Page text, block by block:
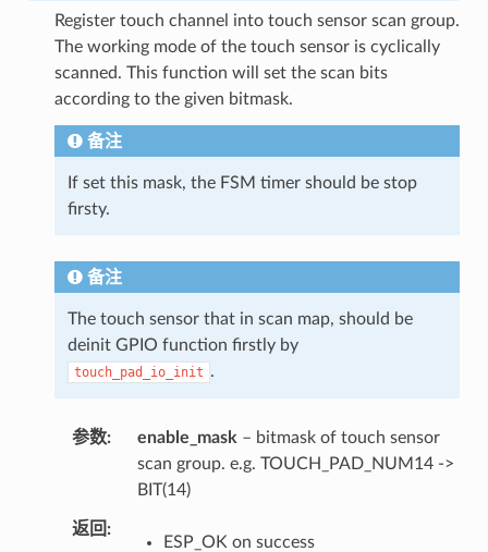
Register touch channel into touch sensor scan group.
The working mode of the touch sensor is cyclically
scanned. This function will set the scan bits
according to the given bitmask.
备注
If set this mask, the FSM timer should be stop
firsty.
备注
The touch sensor that in scan map, should be
deinit GPIO function firstly by
touch_pad_io_init .
参数 enable_mask – bitmask of touch sensor
scan group. e.g. TOUCH_PAD_NUM14 ->
BIT(14)
返回
ESP_OK on success